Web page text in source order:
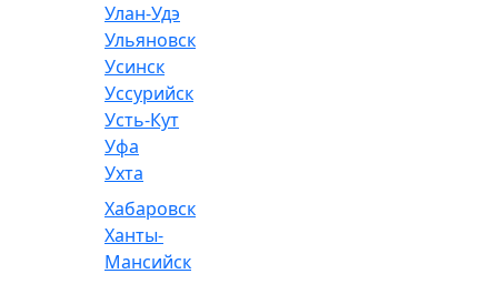
Улан-Удэ
Ульяновск
Усинск
Уссурийск
Усть-Кут
Уфа
Ухта
Хабаровск
Ханты-
Мансийск